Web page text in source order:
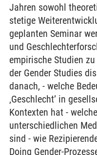
Jahren sowohl
stetige
geplanten Seminar
und
empirische Studien
der Gender Studies
danach, - welche
‚Geschlecht’ in
Kontexten hat -
unterschiedlichen
sind - wie
Doing Gender-